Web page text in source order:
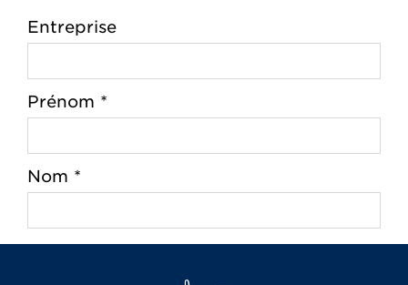
Entreprise
Prénom *
Nom *